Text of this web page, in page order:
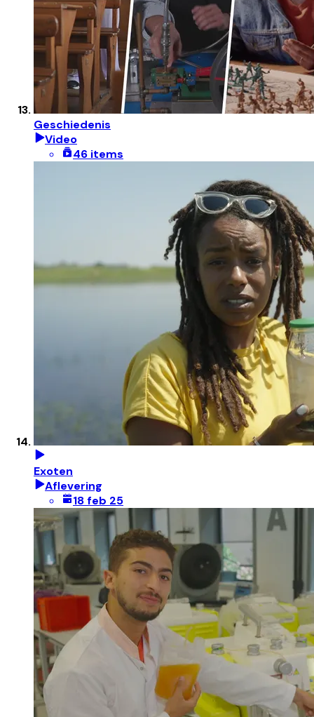
Geschiedenis
Video
46 items
Exoten
Aflevering
18 feb 25